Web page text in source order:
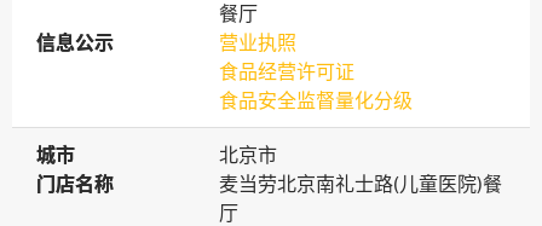
餐厅
信息公示
信息公示
营业执照
食品经营许可证
食品安全监督量化分级
城市
城市
北京市
门店名称
门店名称
麦当劳北京南礼士路(儿童医院)餐
厅